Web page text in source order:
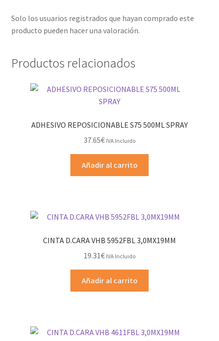
Solo los usuarios registrados que hayan comprado este
producto pueden hacer una valoración.
Productos relacionados
ADHESIVO REPOSICIONABLE S75 500ML SPRAY
37.65€ IVA Incluido
Añadir al carrito
CINTA D.CARA VHB 5952FBL 3,0MX19MM
19.31€ IVA Incluido
Añadir al carrito